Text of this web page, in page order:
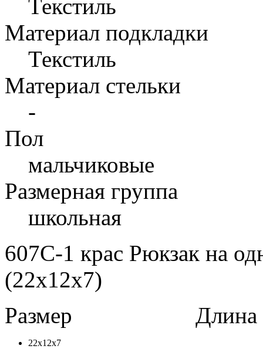
Текстиль
Материал подкладки
Текстиль
Материал стельки
-
Пол
мальчиковые
Размерная группа
школьная
607C-1 крас Рюкзак на
(22x12x7)
Размер
Длина в
22x12x7